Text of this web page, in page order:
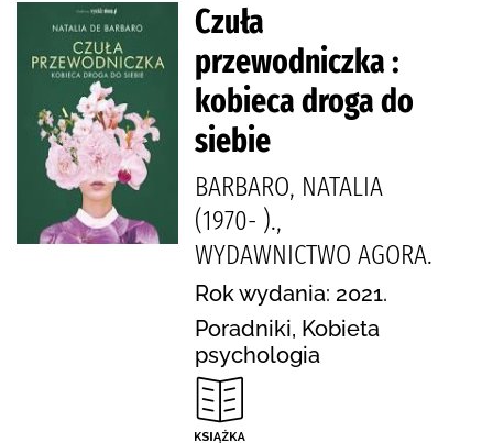
Czuła
przewodniczka :
kobieca droga do
siebie
BARBARO, NATALIA
(1970- ).,
WYDAWNICTWO AGORA.
Rok wydania: 2021.
Poradniki, Kobieta
psychologia